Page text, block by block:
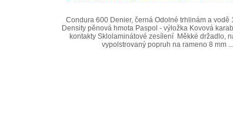
Condura 600 Denier, černá Odolné trhlinám a vodě
Density pěnová hmota Paspol - výložka Kovová
kontakty Sklolaminátové zesílení Měkké držadlo,
vypolstrovaný popruh na rameno 8 mm ...